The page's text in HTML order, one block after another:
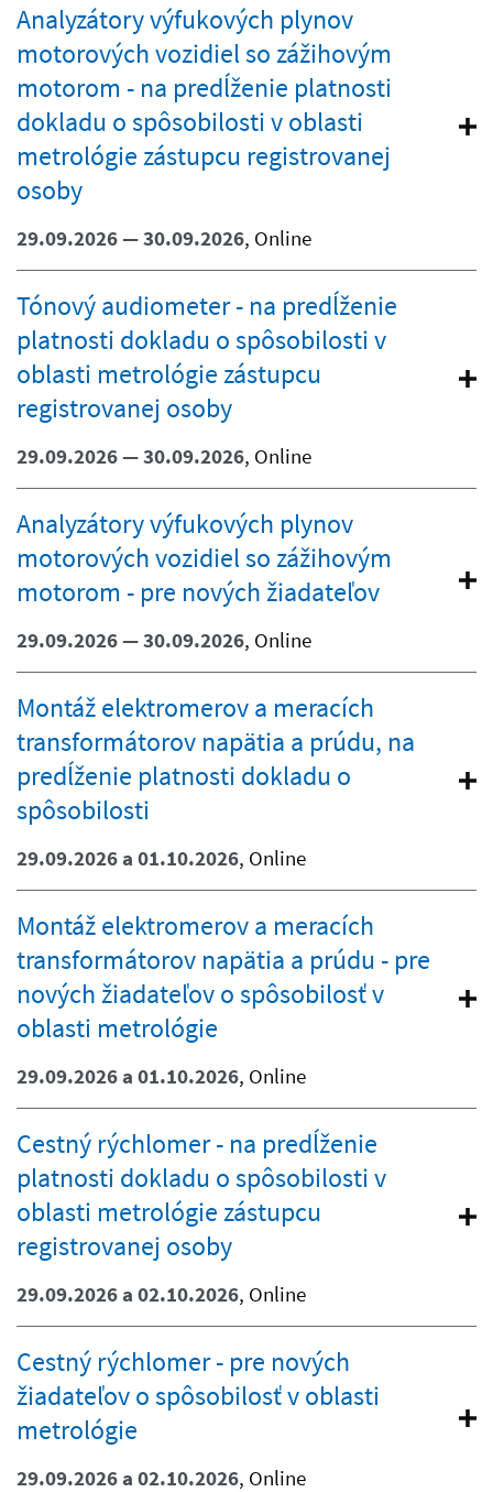
Analyzátory výfukových plynov
motorových vozidiel so zážihovým
motorom - na predĺženie platnosti
dokladu o spôsobilosti v oblasti
metrológie zástupcu registrovanej
osoby
29.09.2026 — 30.09.2026, Online
Tónový audiometer - na predĺženie
platnosti dokladu o spôsobilosti v
oblasti metrológie zástupcu
registrovanej osoby
29.09.2026 — 30.09.2026, Online
Analyzátory výfukových plynov
motorových vozidiel so zážihovým
motorom - pre nových žiadateľov
29.09.2026 — 30.09.2026, Online
Montáž elektromerov a meracích
transformátorov napätia a prúdu, na
predĺženie platnosti dokladu o
spôsobilosti
29.09.2026 a 01.10.2026, Online
Montáž elektromerov a meracích
transformátorov napätia a prúdu - pre
nových žiadateľov o spôsobilosť v
oblasti metrológie
29.09.2026 a 01.10.2026, Online
Cestný rýchlomer - na predĺženie
platnosti dokladu o spôsobilosti v
oblasti metrológie zástupcu
registrovanej osoby
29.09.2026 a 02.10.2026, Online
Cestný rýchlomer - pre nových
žiadateľov o spôsobilosť v oblasti
metrológie
29.09.2026 a 02.10.2026, Online